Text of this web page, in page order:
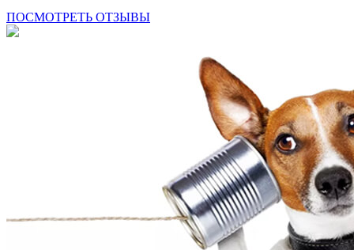
ПОСМОТРЕТЬ ОТЗЫВЫ